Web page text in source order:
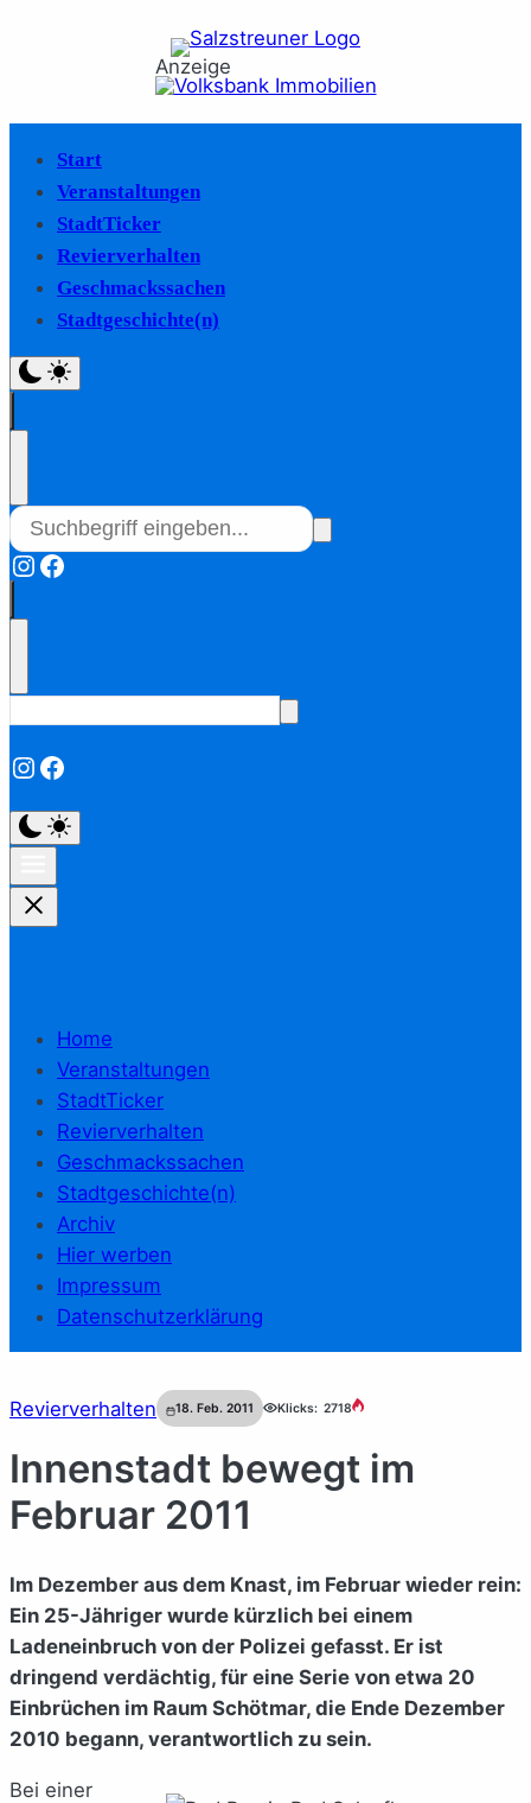
Anzeige
Start
Veranstaltungen
StadtTicker
Revierverhalten
Geschmackssachen
Stadtgeschichte(n)
Instagram
Facebook
Instagram
Facebook
Home
Veranstaltungen
StadtTicker
Revierverhalten
Geschmackssachen
Stadtgeschichte(n)
Archiv
Hier werben
Impressum
Datenschutzerklärung
Revierverhalten 18. Feb. 2011 Klicks: 2718
Innenstadt bewegt im
Februar 2011
Im Dezember aus dem Knast, im Februar wieder rein:
Ein 25-Jähriger wurde kürzlich bei einem
Ladeneinbruch von der Polizei gefasst. Er ist
dringend verdächtig, für eine Serie von etwa 20
Einbrüchen im Raum Schötmar, die Ende Dezember
2010 begann, verantwortlich zu sein.
Bei einer